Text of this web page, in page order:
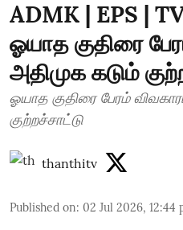
ADMK | EPS |
ஓயாத குதிரை
அதிமுக கடும்
ஓயாத குதிரை பேரம்
குற்றச்சாட்டு
thanthitv
Published on: 02 Jul 2026, 12:44